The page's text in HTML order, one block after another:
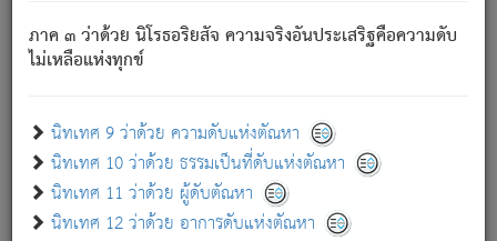
ภาค ๓ ว่าด้วย นิโรธอริยสัจ ความจริงอันประเสริฐคือความดับ
ไม่เหลือแห่งทุกข์
นิทเทศ 9 ว่าด้วย ความดับแห่งตัณหา
นิทเทศ 10 ว่าด้วย ธรรมเป็นที่ดับแห่งตัณหา
นิทเทศ 11 ว่าด้วย ผู้ดับตัณหา
นิทเทศ 12 ว่าด้วย อาการดับแห่งตัณหา
ภิกษุนั้น เป็นผู้ครอบงำมารได้แล้ว ชนะสงครามแล้ว ก้าวล่วง
ภพทั้งหลายทั้งปวงได้แล้ว เป็นผู้คงที่ (คือไม่เปลี่ยนแปลงอีกต่อ
- อุ.ขุ. ๒๕/๑๒๑/๘๔.
(ข้อความนี้ เป็นพระพุทธอุทานที่ทรงเปล่งออก ที่โคนต้นโพธิ์
เป็นที่ตรัสรู้ เมื่อตรัสรู้แล้วได้ 7 วัน)